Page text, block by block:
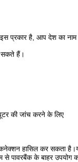
प्रकार है, आप देश का
सकते हैं।
की जांच करने के लिए
कनेक्शन हासिल कर सकता
से पावरबैंक के बाहर